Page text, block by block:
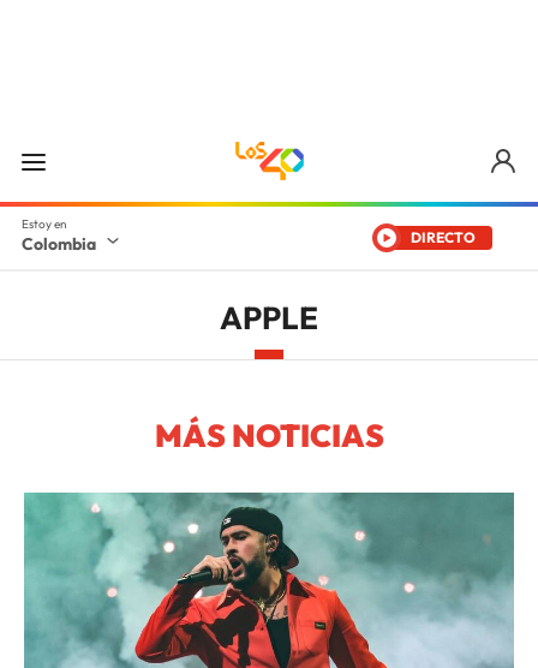
Colombia DIRECTO
APPLE
MÁS NOTICIAS